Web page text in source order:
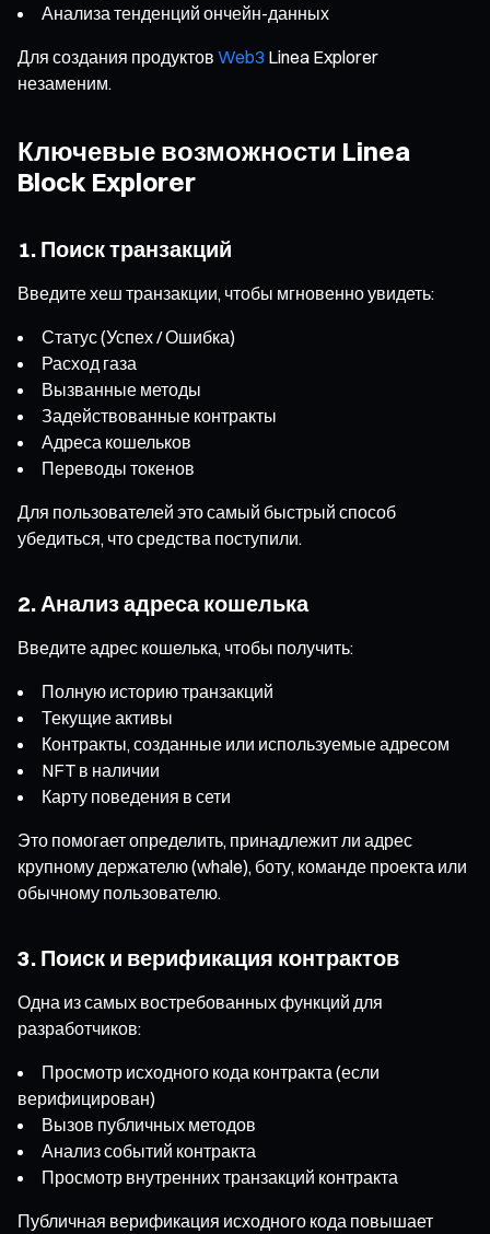
Анализа тенденций ончейн-данных
Для создания продуктов Web3 Linea Explorer
незаменим.
Ключевые возможности Linea
Block Explorer
1. Поиск транзакций
Введите хеш транзакции, чтобы мгновенно увидеть:
Статус (Успех / Ошибка)
Расход газа
Вызванные методы
Задействованные контракты
Адреса кошельков
Переводы токенов
Для пользователей это самый быстрый способ
убедиться, что средства поступили.
2. Анализ адреса кошелька
Введите адрес кошелька, чтобы получить:
Полную историю транзакций
Текущие активы
Контракты, созданные или используемые адресом
NFT в наличии
Карту поведения в сети
Это помогает определить, принадлежит ли адрес
крупному держателю (whale), боту, команде проекта или
обычному пользователю.
3. Поиск и верификация контрактов
Одна из самых востребованных функций для
разработчиков:
Просмотр исходного кода контракта (если
верифицирован)
Вызов публичных методов
Анализ событий контракта
Просмотр внутренних транзакций контракта
Публичная верификация исходного кода повышает